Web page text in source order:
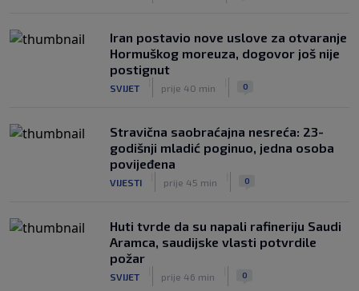
Iran postavio nove uslove za otvaranje
Hormuškog moreuza, dogovor još nije
postignut
SVIJET prije 40 min 0
Stravična saobraćajna nesreća: 23-
godišnji mladić poginuo, jedna osoba
povijeđena
VIJESTI prije 45 min 0
Huti tvrde da su napali rafineriju Saudi
Aramca, saudijske vlasti potvrdile
požar
SVIJET prije 46 min 0